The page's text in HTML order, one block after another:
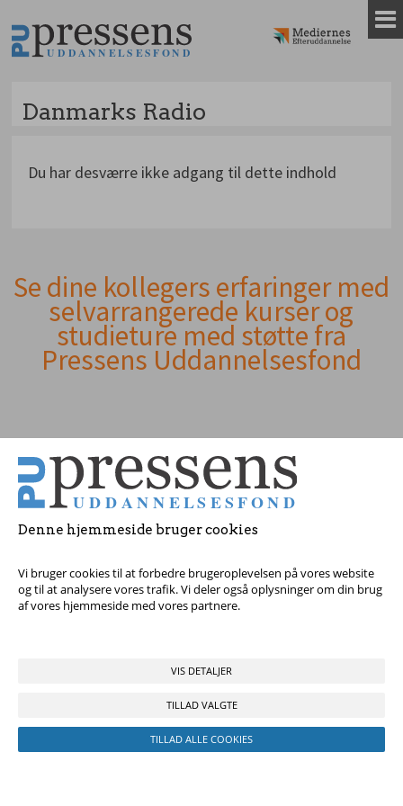
Denne hjemmeside bruger cookies
Vi bruger cookies til at forbedre brugeroplevelsen på vores website
og til at analysere vores trafik. Vi deler også oplysninger om din brug
af vores hjemmeside med vores partnere.
VIS DETALJER
TILLAD VALGTE
TILLAD ALLE COOKIES
til
indhold
Danmarks Radio
Du har desværre ikke adgang til dette indhold
Andet
indhold
Se dine kollegers erfaringer med
selvarrangerede kurser og
studieture med støtte fra
Pressens Uddannelsesfond
Tag fat i os med dine spørgsmål!
© 2017 Pressens Uddannelsesfond, Rådhuspladsen 16, 4. sal, 1550